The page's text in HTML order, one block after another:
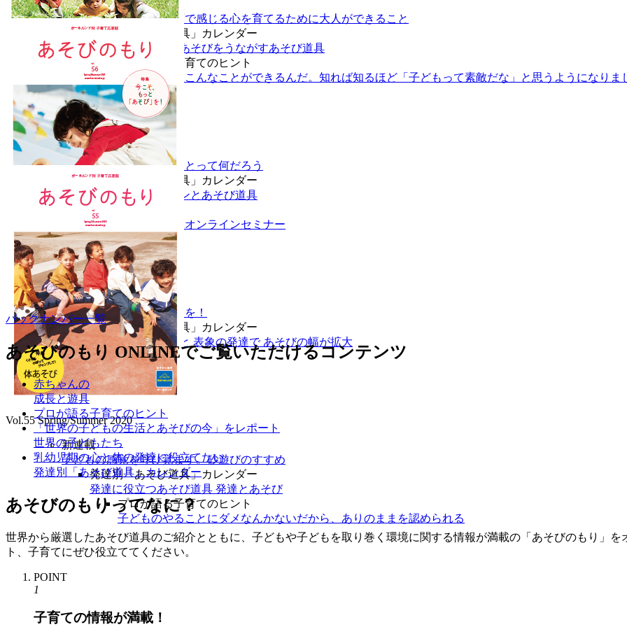
特集
ちょっとした日常の場面で感じる心を育てるために大人ができること
発達別「あそび道具」カレンダー
子どもの自発的なあそびをうながすあそび道具
プロが語る子育てのヒント
赤ちゃんでもこんなことができるんだ。知れば知るほど「子どもって素敵だな」と思うようになりま
Vol.57 Autumn/Winter 2021
特集
いま、あそびにできることって何だろう
発達別「あそび道具」カレンダー
子どもの成長サインとあそび道具
レポート
子どもと発達オンラインセミナー
Vol.56 Spring/Summer 2021
特集
今こそもっと「あそび」を！
発達別「あそび道具」カレンダー
自己主張の芽生えと 表象の発達で あそびの幅が拡大
Vol.55 Spring/Summer 2020
新連載
子どもの感覚を呼び覚ます。砂遊びのすすめ
発達別「あそび道具」カレンダー
発達に役立つあそび道具 発達とあそび
プロが語る子育てのヒント
子どものやることにダメなんかないだから、ありのままを認められる
バックナンバー一覧
あそびのもり ONLINEでご覧いただけるコンテンツ
赤ちゃんの
成長と遊具
プロが語る子育てのヒント
「世界の子どもの生活とあそびの今」をレポート
世界の子どもたち
乳幼児期の心と体の発達に役立てたい
発達別「あそび道具」カレンダー
あそびのもりってなに？
世界から厳選したあそび道具のご紹介とともに、子どもや子どもを取り巻く環境に関する情報が満載の「あそびのもり」
ト、子育てにぜひ役立ててください。
POINT
1
子育ての情報が満載！